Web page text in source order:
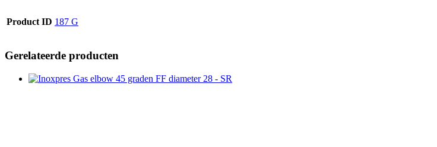
Product ID 187 G
Gerelateerde producten